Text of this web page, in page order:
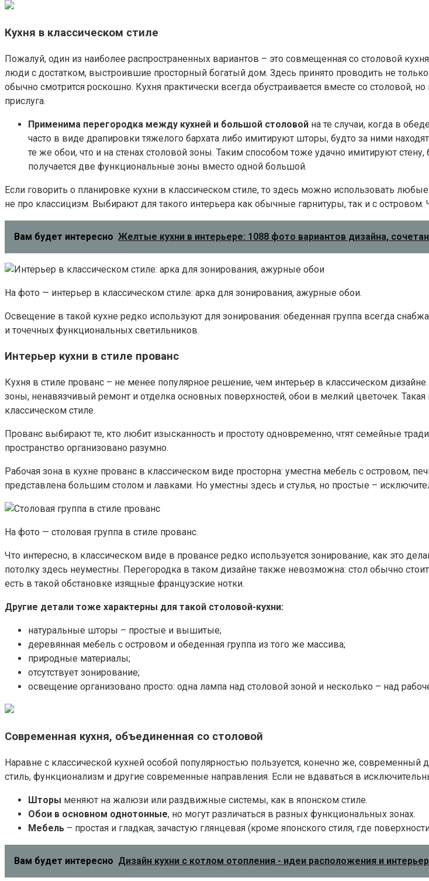
Кухня в классическом стиле
Пожалуй, один из наиболее распространенных вариантов – это совмещенная со столовой
люди с достатком, выстроившие просторный богатый дом. Здесь принято проводить не
обычно смотрится роскошно. Кухня практически всегда обустраивается вместе со столовой,
прислуга.
Применима перегородка между кухней и большой столовой на те случаи, когда в
часто в виде драпировки тяжелого бархата либо имитируют шторы, будто за ними
те же обои, что и на стенах столовой зоны. Таким способом тоже удачно имитируют
получается две функциональные зоны вместо одной большой.
Если говорить о планировке кухни в классическом стиле, то здесь можно использовать
не про классицизм. Выбирают для такого интерьера как обычные гарнитуры, так и с
Вам будет интересно Желтые кухни в интерьере: 1088 фото вариантов дизайна,
На фото — интерьер в классическом стиле: арка для зонирования, ажурные обои.
Освещение в такой кухне редко используют для зонирования: обеденная группа всегда
и точечных функциональных светильников.
Интерьер кухни в стиле прованс
Кухня в стиле прованс – не менее популярное решение, чем интерьер в классическом
зоны, ненавязчивый ремонт и отделка основных поверхностей, обои в мелкий цветочек.
классическом стиле.
Прованс выбирают те, кто любит изысканность и простоту одновременно, чтят семейные
пространство организовано разумно.
Рабочая зона в кухне прованс в классическом виде просторна: уместна мебель с островом,
представлена большим столом и лавками. Но уместны здесь и стулья, но простые –
На фото — столовая группа в стиле прованс.
Что интересно, в классическом виде в провансе редко используется зонирование, как это
потолку здесь неуместны. Перегородка в таком дизайне также невозможна: стол обычно
есть в такой обстановке изящные французские нотки.
Другие детали тоже характерны для такой столовой-кухни:
натуральные шторы – простые и вышитые;
деревянная мебель с островом и обеденная группа из того же массива;
природные материалы;
отсутствует зонирование;
освещение организовано просто: одна лампа над столовой зоной и несколько – над
Современная кухня, объединенная со столовой
Наравне с классической кухней особой популярностью пользуется, конечно же,
стиль, функционализм и другие современные направления. Если не вдаваться в
Шторы меняют на жалюзи или раздвижные системы, как в японском стиле.
Обои в основном однотонные, но могут различаться в разных функциональных зонах.
Мебель – простая и гладкая, зачастую глянцевая (кроме японского стиля, где
Вам будет интересно Дизайн кухни с котлом отопления - идеи расположения и интерьер